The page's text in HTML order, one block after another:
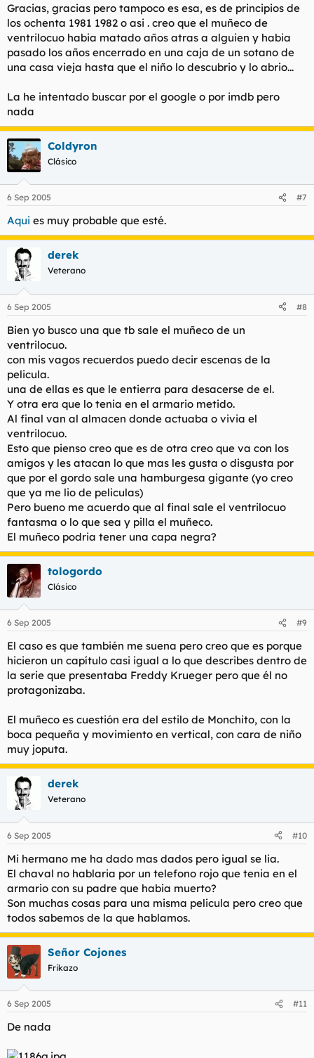
Gracias, gracias pero tampoco es esa, es de principios de
los ochenta 1981 1982 o asi . creo que el muñeco de
ventrilocuo habia matado años atras a alguien y habia
pasado los años encerrado en una caja de un sotano de
una casa vieja hasta que el niño lo descubrio y lo abrio...
La he intentado buscar por el google o por imdb pero
nada
Coldyron
Clásico
6 Sep 2005 #7
Aqui es muy probable que esté.
derek
Veterano
6 Sep 2005 #8
Bien yo busco una que tb sale el muñeco de un
ventrilocuo.
con mis vagos recuerdos puedo decir escenas de la
pelicula.
una de ellas es que le entierra para desacerse de el.
Y otra era que lo tenia en el armario metido.
Al final van al almacen donde actuaba o vivia el
ventrilocuo.
Esto que pienso creo que es de otra creo que va con los
amigos y les atacan lo que mas les gusta o disgusta por
que por el gordo sale una hamburgesa gigante (yo creo
que ya me lio de peliculas)
Pero bueno me acuerdo que al final sale el ventrilocuo
fantasma o lo que sea y pilla el muñeco.
El muñeco podria tener una capa negra?
tologordo
Clásico
6 Sep 2005 #9
El caso es que también me suena pero creo que es porque
hicieron un capítulo casi igual a lo que describes dentro de
la serie que presentaba Freddy Krueger pero que él no
protagonizaba.
El muñeco es cuestión era del estilo de Monchito, con la
boca pequeña y movimiento en vertical, con cara de niño
muy joputa.
derek
Veterano
6 Sep 2005 #10
Mi hermano me ha dado mas dados pero igual se lia.
El chaval no hablaria por un telefono rojo que tenia en el
armario con su padre que habia muerto?
Son muchas cosas para una misma pelicula pero creo que
todos sabemos de la que hablamos.
Señor Cojones
Frikazo
6 Sep 2005 #11
De nada